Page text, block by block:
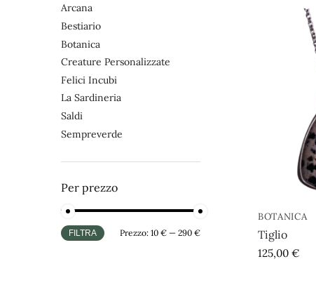
BOTANICA
Tiglio
125,00 €
Arcana
Bestiario
Botanica
Creature Personalizzate
Felici Incubi
La Sardineria
Saldi
Sempreverde
Per prezzo
FILTRA Prezzo: 10 €— 290 €